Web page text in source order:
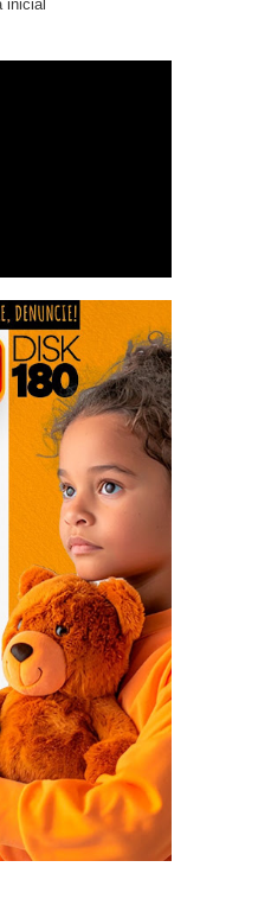
inicial